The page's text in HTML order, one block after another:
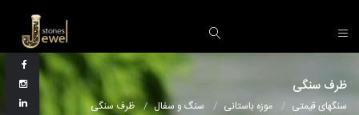
ظرف سنگی
سنگهای قیمتی موزه باستانی سنگ و سفال ظرف سنگی